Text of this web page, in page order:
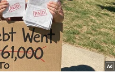
nhất trí tăng cường
đồng thời nhấn mạnh tầm
hòa bình ở Biển Đông.